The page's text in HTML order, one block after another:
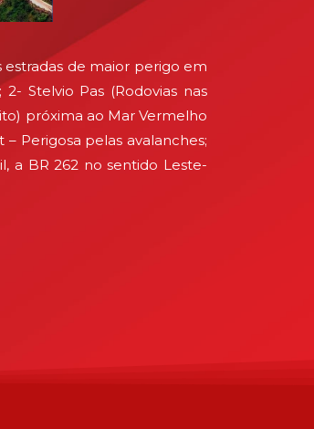
estradas de maior perigo em
Stelvio Pas (Rodovias nas
próxima ao Mar Vermelho
Perigosa pelas avalanches;
a BR 262 no sentido Leste-